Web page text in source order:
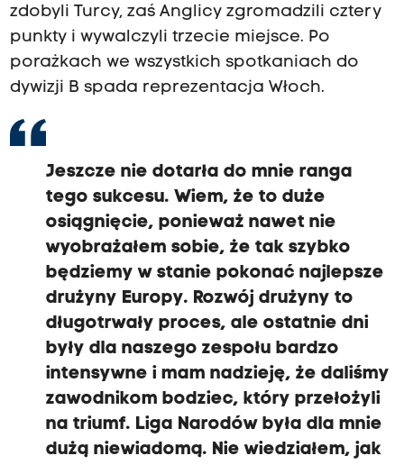
zdobyli Turcy, zaś Anglicy zgromadzili cztery
punkty i wywalczyli trzecie miejsce. Po
porażkach we wszystkich spotkaniach do
dywizji B spada reprezentacja Włoch.
Jeszcze nie dotarła do mnie ranga
tego sukcesu. Wiem, że to duże
osiągnięcie, ponieważ nawet nie
wyobrażałem sobie, że tak szybko
będziemy w stanie pokonać najlepsze
drużyny Europy. Rozwój drużyny to
długotrwały proces, ale ostatnie dni
były dla naszego zespołu bardzo
intensywne i mam nadzieję, że daliśmy
zawodnikom bodziec, który przełożyli
na triumf. Liga Narodów była dla mnie
dużą niewiadomą. Nie wiedziałem, jak